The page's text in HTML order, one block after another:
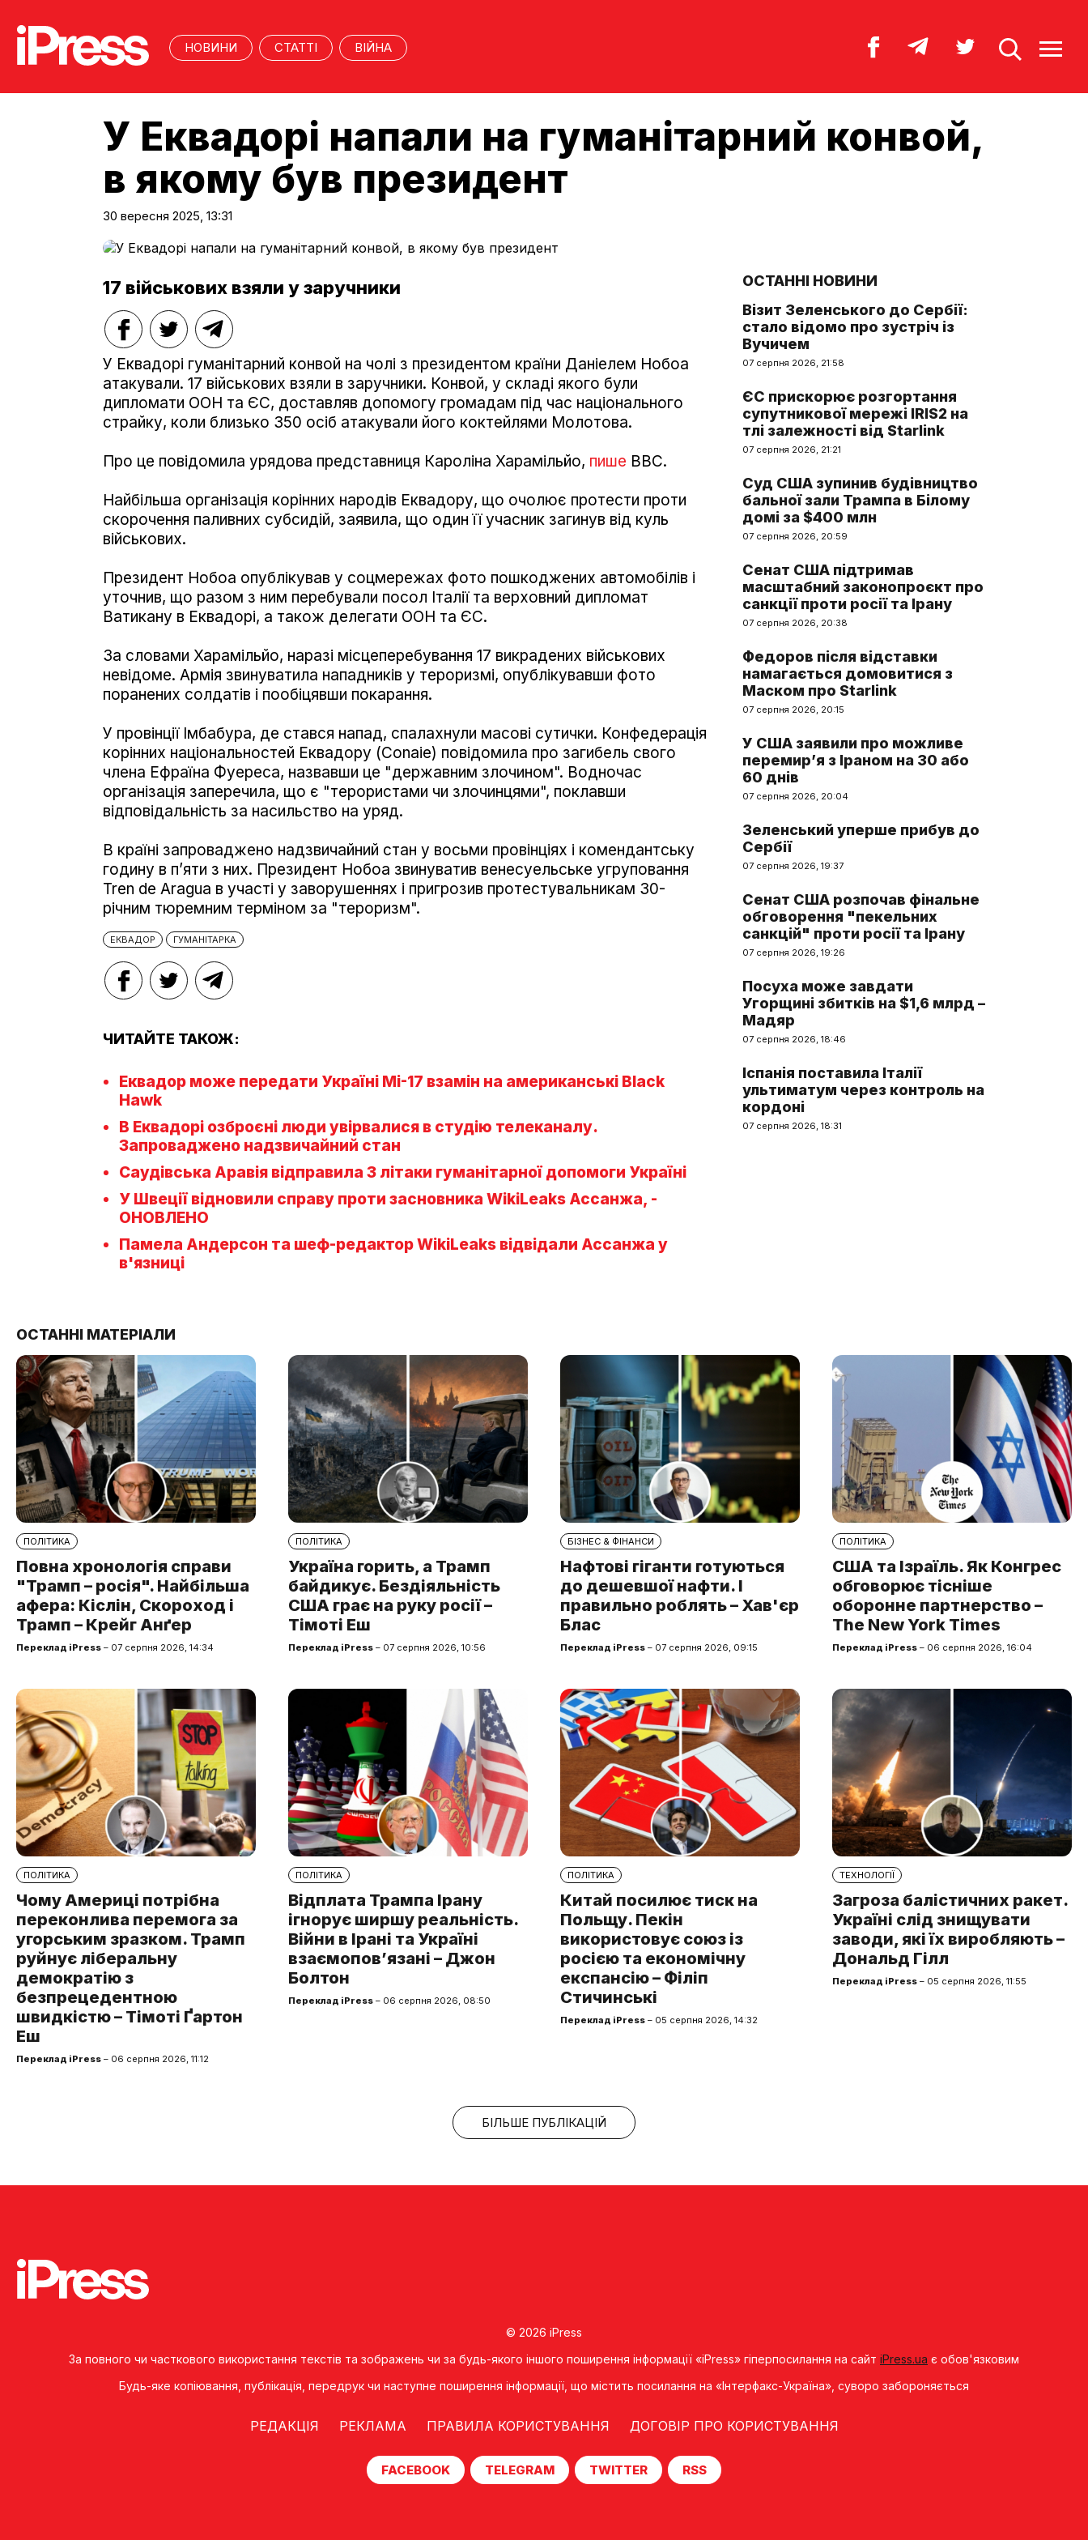
НОВИНИ СТАТТІ ВІЙНА
У Еквадорі напали на гуманітарний конвой,
в якому був президент
30 вересня 2025, 13:31
17 військових взяли у заручники
У Еквадорі гуманітарний конвой на чолі з президентом країни Даніелем Нобоа
атакували. 17 військових взяли в заручники. Конвой, у складі якого були
дипломати ООН та ЄС, доставляв допомогу громадам під час національного
страйку, коли близько 350 осіб атакували його коктейлями Молотова.
Про це повідомила урядова представниця Кароліна Харамільйо, пише ВВС.
Найбільша організація корінних народів Еквадору, що очолює протести проти
скорочення паливних субсидій, заявила, що один її учасник загинув від куль
військових.
Президент Нобоа опублікував у соцмережах фото пошкоджених автомобілів і
уточнив, що разом з ним перебували посол Італії та верховний дипломат
Ватикану в Еквадорі, а також делегати ООН та ЄС.
За словами Харамільйо, наразі місцеперебування 17 викрадених військових
невідоме. Армія звинуватила нападників у тероризмі, опублікувавши фото
поранених солдатів і пообіцявши покарання.
У провінції Імбабура, де стався напад, спалахнули масові сутички. Конфедерація
корінних національностей Еквадору (Conaie) повідомила про загибель свого
члена Ефраїна Фуереса, назвавши це "державним злочином". Водночас
організація заперечила, що є "терористами чи злочинцями", поклавши
відповідальність за насильство на уряд.
В країні запроваджено надзвичайний стан у восьми провінціях і комендантську
годину в п’яти з них. Президент Нобоа звинуватив венесуельське угруповання
Tren de Aragua в участі у заворушеннях і пригрозив протестувальникам 30-
річним тюремним терміном за "тероризм".
ЕКВАДОР ГУМАНІТАРКА
ЧИТАЙТЕ ТАКОЖ:
Еквадор може передати Україні Мі-17 взамін на американські Black
Hawk
В Еквадорі озброєні люди увірвалися в студію телеканалу.
Запроваджено надзвичайний стан
Саудівська Аравія відправила 3 літаки гуманітарної допомоги Україні
У Швеції відновили справу проти засновника WikiLeaks Ассанжа, -
ОНОВЛЕНО
Памела Андерсон та шеф-редактор WikiLeaks відвідали Ассанжа у
в'язниці
ОСТАННІ НОВИНИ
Візит Зеленського до Сербії:
стало відомо про зустріч із
Вучичем
07 серпня 2026, 21:58
ЄС прискорює розгортання
супутникової мережі IRIS2 на
тлі залежності від Starlink
07 серпня 2026, 21:21
Суд США зупинив будівництво
бальної зали Трампа в Білому
домі за $400 млн
07 серпня 2026, 20:59
Сенат США підтримав
масштабний законопроєкт про
санкції проти росії та Ірану
07 серпня 2026, 20:38
Федоров після відставки
намагається домовитися з
Маском про Starlink
07 серпня 2026, 20:15
У США заявили про можливе
перемир’я з Іраном на 30 або
60 днів
07 серпня 2026, 20:04
Зеленський уперше прибув до
Сербії
07 серпня 2026, 19:37
Сенат США розпочав фінальне
обговорення "пекельних
санкцій" проти росії та Ірану
07 серпня 2026, 19:26
Посуха може завдати
Угорщині збитків на $1,6 млрд –
Мадяр
07 серпня 2026, 18:46
Іспанія поставила Італії
ультиматум через контроль на
кордоні
07 серпня 2026, 18:31
ОСТАННІ МАТЕРІАЛИ
ПОЛІТИКА
Повна хронологія справи
"Трамп – росія". Найбільша
афера: Кіслін, Скороход і
Трамп – Крейг Анґер
Переклад iPress – 07 серпня 2026, 14:34
ПОЛІТИКА
Україна горить, а Трамп
байдикує. Бездіяльність
США грає на руку росії –
Тімоті Еш
Переклад iPress – 07 серпня 2026, 10:56
БІЗНЕС & ФІНАНСИ
Нафтові гіганти готуються
до дешевшої нафти. І
правильно роблять – Хав'єр
Блас
Переклад iPress – 07 серпня 2026, 09:15
ПОЛІТИКА
США та Ізраїль. Як Конгрес
обговорює тісніше
оборонне партнерство –
The New York Times
Переклад iPress – 06 серпня 2026, 16:04
ПОЛІТИКА
Чому Америці потрібна
переконлива перемога за
угорським зразком. Трамп
руйнує ліберальну
демократію з
безпрецедентною
швидкістю – Тімоті Ґартон
Еш
Переклад iPress – 06 серпня 2026, 11:12
ПОЛІТИКА
Відплата Трампа Ірану
ігнорує ширшу реальність.
Війни в Ірані та Україні
взаємопов’язані – Джон
Болтон
Переклад iPress – 06 серпня 2026, 08:50
ПОЛІТИКА
Китай посилює тиск на
Польщу. Пекін
використовує союз із
росією та економічну
експансію – Філіп
Стичинські
Переклад iPress – 05 серпня 2026, 14:32
ТЕХНОЛОГІЇ
Загроза балістичних ракет.
Україні слід знищувати
заводи, які їх виробляють –
Дональд Гілл
Переклад iPress – 05 серпня 2026, 11:55
БІЛЬШЕ ПУБЛІКАЦІЙ
© 2026 iPress
За повного чи часткового використання текстів та зображень чи за будь-якого іншого поширення інформації «iPress» гіперпосилання на сайт iPress.ua є обов'язковим
Будь-яке копiювання, публiкацiя, передрук чи наступне поширення iнформацiї, що мiстить посилання на «Iнтерфакс-Україна», суворо забороняється
РЕДАКЦІЯ РЕКЛАМА ПРАВИЛА КОРИСТУВАННЯ ДОГОВІР ПРО КОРИСТУВАННЯ
FACEBOOK TELEGRAM TWITTER RSS